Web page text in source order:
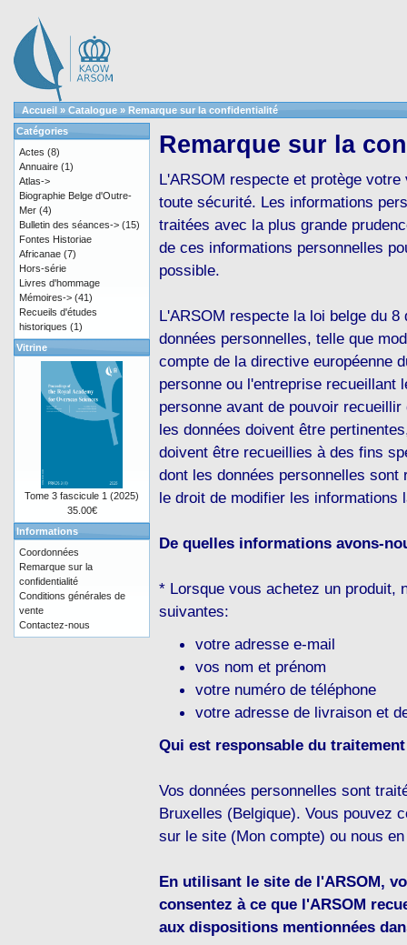
Accueil » Catalogue » Remarque sur la confidentialité
Remarque sur la
L'ARSOM respecte et protège
toute sécurité. Les informations
traitées avec la plus grande
de ces informations personnelles
possible.
L'ARSOM respecte la loi belge du
données personnelles, telle que
compte de la directive européenne
personne ou l'entreprise recueillant
personne avant de pouvoir
les données doivent être
doivent être recueillies à des fins
dont les données personnelles
le droit de modifier les informations
De quelles informations avons-
* Lorsque vous achetez un produit,
suivantes:
votre adresse e-mail
vos nom et prénom
votre numéro de téléphone
votre adresse de livraison et
Qui est responsable du
Vos données personnelles sont
Bruxelles (Belgique). Vous pouvez
sur le site (Mon compte) ou nous
En utilisant le site de l'ARSOM,
consentez à ce que l'ARSOM
aux dispositions mentionnées
Catégories
Actes (8)
Annuaire (1)
Atlas->
Biographie Belge d'Outre-
Mer (4)
Bulletin des séances-> (15)
Fontes Historiae
Africanae (7)
Hors-série
Livres d'hommage
Mémoires-> (41)
Recueils d'études
historiques (1)
Vitrine
Tome 3 fascicule 1 (2025)
35.00€
Informations
Coordonnées
Remarque sur la
confidentialité
Conditions générales de
vente
Contactez-nous